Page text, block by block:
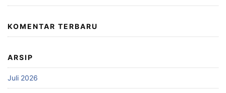
KOMENTAR TERBARU
ARSIP
Juli 2026